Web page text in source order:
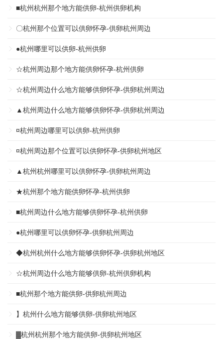
■杭州杭州那个地方能供卵-杭州供卵机构
〇杭州那个位置可以供卵怀孕-供卵杭州周边
●杭州哪里可以供卵-杭州供卵
☆杭州周边那个地方能供卵怀孕-杭州供卵
☆杭州周边什么地方能够供卵怀孕-供卵杭州周边
▲杭州周边什么地方能够供卵怀孕-供卵杭州周边
¤杭州周边哪里可以供卵-杭州供卵
¤杭州周边那个位置可以供卵怀孕-供卵杭州地区
▲杭州杭州哪里可以供卵怀孕-供卵杭州周边
★杭州那个地方能供卵怀孕-杭州供卵
■杭州周边什么地方能够供卵怀孕-杭州供卵
●杭州哪里可以供卵怀孕-供卵杭州周边
◆杭州杭州什么地方能够供卵怀孕-供卵杭州地区
☆杭州周边什么地方能够供卵-杭州供卵机构
■杭州那个地方能供卵-供卵杭州周边
】杭州什么地方能够供卵-供卵杭州地区
▓杭州杭州那个地方能供卵-供卵杭州地区